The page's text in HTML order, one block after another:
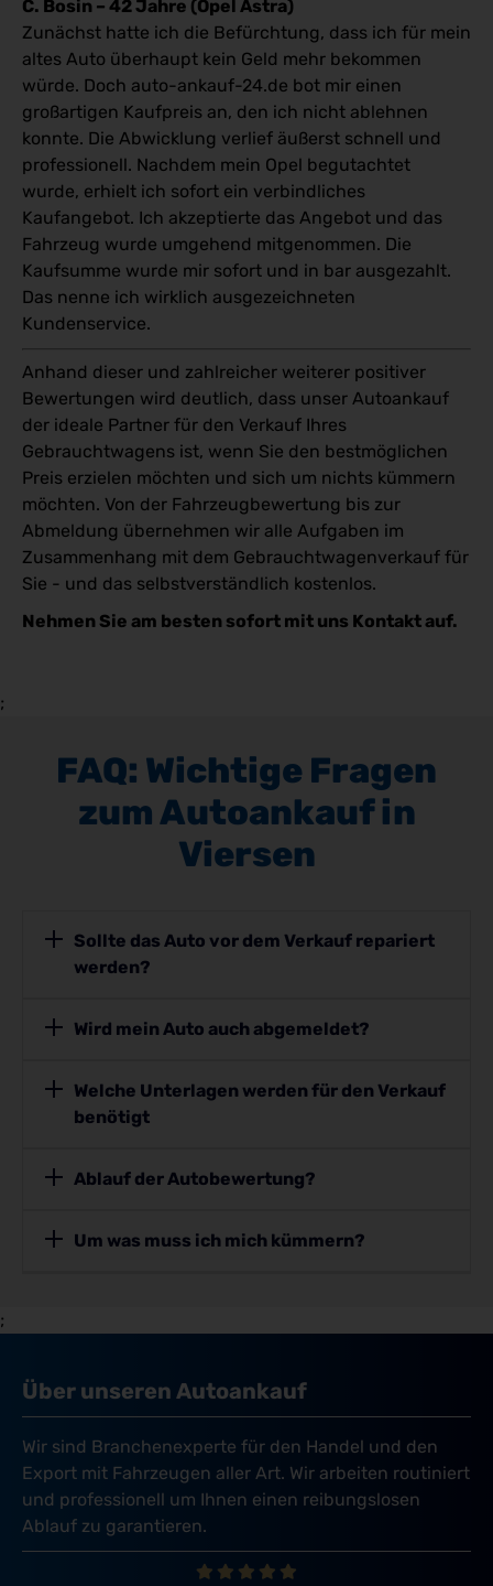
C. Bosin – 42 Jahre (Opel Astra)
Zunächst hatte ich die Befürchtung, dass ich für mein
altes Auto überhaupt kein Geld mehr bekommen
würde. Doch auto-ankauf-24.de bot mir einen
großartigen Kaufpreis an, den ich nicht ablehnen
konnte. Die Abwicklung verlief äußerst schnell und
professionell. Nachdem mein Opel begutachtet
wurde, erhielt ich sofort ein verbindliches
Kaufangebot. Ich akzeptierte das Angebot und das
Fahrzeug wurde umgehend mitgenommen. Die
Kaufsumme wurde mir sofort und in bar ausgezahlt.
Das nenne ich wirklich ausgezeichneten
Kundenservice.
Anhand dieser und zahlreicher weiterer positiver
Bewertungen wird deutlich, dass unser Autoankauf
der ideale Partner für den Verkauf Ihres
Gebrauchtwagens ist, wenn Sie den bestmöglichen
Preis erzielen möchten und sich um nichts kümmern
möchten. Von der Fahrzeugbewertung bis zur
Abmeldung übernehmen wir alle Aufgaben im
Zusammenhang mit dem Gebrauchtwagenverkauf für
Sie - und das selbstverständlich kostenlos.
Nehmen Sie am besten sofort mit uns Kontakt auf.
;
FAQ: Wichtige Fragen
zum Autoankauf in
Viersen
Sollte das Auto vor dem Verkauf repariert
werden?
Wird mein Auto auch abgemeldet?
Welche Unterlagen werden für den Verkauf
benötigt
Ablauf der Autobewertung?
Um was muss ich mich kümmern?
;
Über unseren Autoankauf
Wir sind Branchenexperte für den Handel und den
Export mit Fahrzeugen aller Art. Wir arbeiten routiniert
und professionell um Ihnen einen reibungslosen
Ablauf zu garantieren.